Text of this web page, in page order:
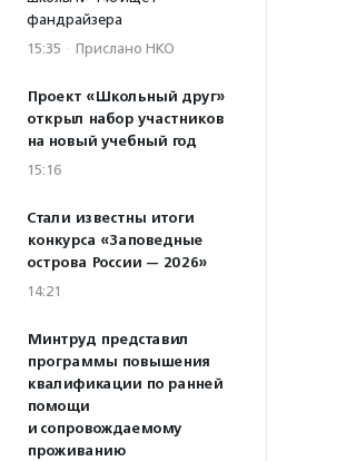
фандрайзера
15:35 · Прислано НКО
Проект «Школьный друг»
открыл набор участников
на новый учебный год
15:16
Стали известны итоги
конкурса «Заповедные
острова России — 2026»
14:21
Минтруд представил
программы повышения
квалификации по ранней
помощи
и сопровождаемому
проживанию